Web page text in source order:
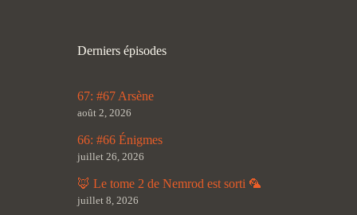
Derniers épisodes
67: #67 Arsène
août 2, 2026
66: #66 Énigmes
juillet 26, 2026
🦊 Le tome 2 de Nemrod est sorti 🦜
juillet 8, 2026